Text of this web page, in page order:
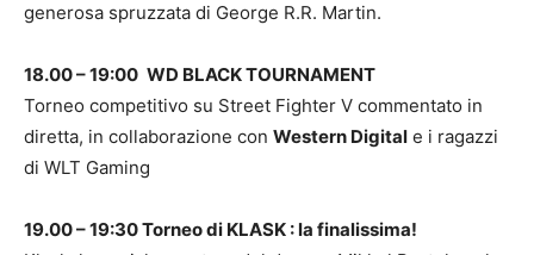
generosa spruzzata di George R.R. Martin.
18.00 – 19:00 WD BLACK TOURNAMENT
Torneo competitivo su Street Fighter V commentato in
diretta, in collaborazione con Western Digital e i ragazzi
di WLT Gaming
19.00 – 19:30 Torneo di KLASK : la finalissima!